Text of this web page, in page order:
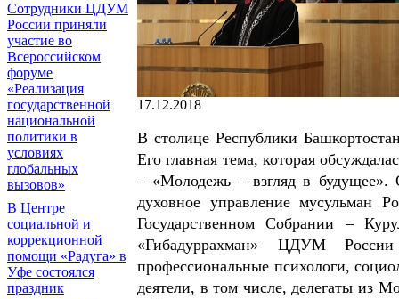
Сотрудники ЦДУМ
России приняли
участие во
Всероссийском
форуме
«Реализация
государственной
национальной
политики в
условиях
глобальных
вызовов»
В Центре
социальной и
коррекционной
помощи «Радуга» в
Уфе состоялся
праздник
17.12.2018
В столице Республики
Его главная тема, которая
– «Молодежь – взгляд в будущее».
духовное управление мусульман
Государственном Собрании –
«Гибадуррахман» ЦДУМ
профессиональные психологи,
деятели, в том числе, делегаты из